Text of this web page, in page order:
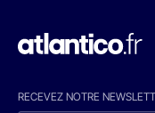
RECEVEZ NOTRE